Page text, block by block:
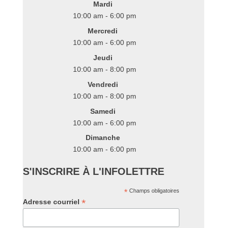
Mardi
10:00 am - 6:00 pm
Mercredi
10:00 am - 6:00 pm
Jeudi
10:00 am - 8:00 pm
Vendredi
10:00 am - 8:00 pm
Samedi
10:00 am - 6:00 pm
Dimanche
10:00 am - 6:00 pm
S'INSCRIRE À L'INFOLETTRE
* Champs obligatoires
Adresse courriel *